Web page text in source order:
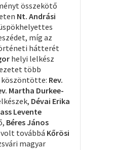
összekötő
Nt. Andrási
míg az
hátterét
helyi lelkész
több
köszöntötte: Rev.
Martha Durkee-
Dévai Erika
Levente
Béres János
továbbá Kőrösi
magyar